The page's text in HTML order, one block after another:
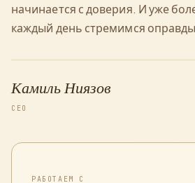
начинается с доверия. И уже
каждый день стремимся
Камиль Ниязов
CEO
РАБОТАЕМ С